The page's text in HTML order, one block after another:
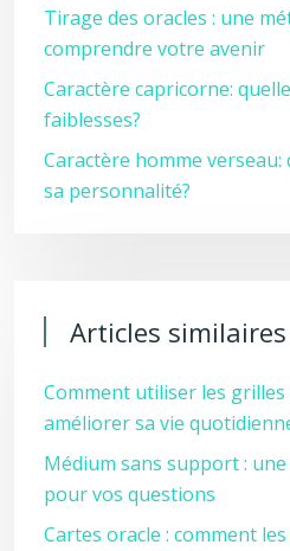
Tirage des oracles : une
comprendre votre avenir
Caractère capricorne:
faiblesses?
Caractère homme
sa personnalité?
Articles similaires
Comment utiliser les
améliorer sa vie
Médium sans support :
pour vos questions
Cartes oracle : comment